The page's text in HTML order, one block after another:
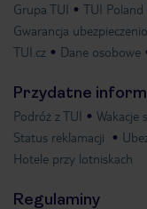
Grupa TUI TUI Poland
Gwarancja
TUI.cz
Dane osobowe
Przydatne
Podróż z TUI Wakacje
Status reklamacji
Hotele przy lotniskach
Regulaminy